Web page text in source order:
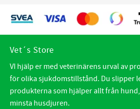
Vet´s Store
VI hjälp er med veterinärens urval av
för olika sjukdomstillstånd. Du slipper
produkterna som hjälper allt från
minsta husdjuren.